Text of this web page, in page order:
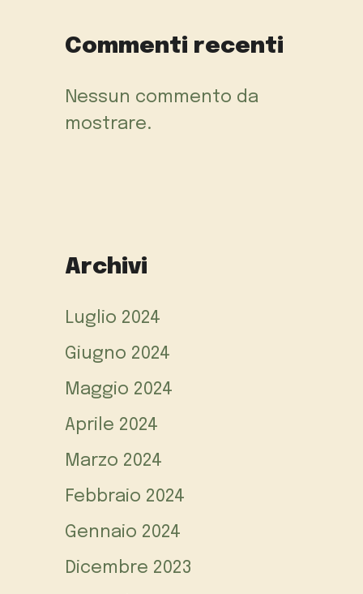
Commenti recenti
Nessun commento da
mostrare.
Archivi
Luglio 2024
Giugno 2024
Maggio 2024
Aprile 2024
Marzo 2024
Febbraio 2024
Gennaio 2024
Dicembre 2023